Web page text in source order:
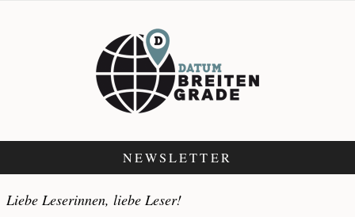
NEWSLETTER
Liebe Leserinnen, liebe Leser!